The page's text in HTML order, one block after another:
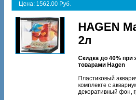
Цена: 1562.00 Руб.
HAGEN
2л
Скидка до 40% при
товарами Hagen
Пластиковый
комплекте с
декоративный фон,